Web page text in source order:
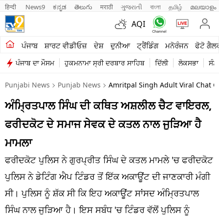
हिन्दी News9 ಕನ್ನಡ తెలుగు मराठी ગુજરાતી বাংলা தமிழ் മലയാളം
AQI
ਪੰਜਾਬ ਸ਼ਾਰਟ ਵੀਡੀਓਜ਼ ਦੇਸ਼ ਦੁਨੀਆ ਟ੍ਰੈਂਡਿੰਗ ਮਨੋਰੰਜਨ ਫੋਟੋ
ਪੰਜਾਬ ਦਾ ਮੌਸਮ ਹੁਕਮਨਾਮਾ ਸ੍ਰੀ ਦਰਬਾਰ ਸਾਹਿਬ ਦਿੱਲੀ ਲੋਕਸਭਾ
ਖੇਤੀਬਾੜੀ
ਸ਼ਾਰਟ ਵੀਡੀਓਜ਼
ਕਾਰੋਬਾਰ
ਕਰਿਅਰ
ਦੇਸ਼
ਲਾਈਫ ਸਟਾਈਲ
ਪੰਜਾਬ
Punjabi News Punjab News Amritpal Singh Adult Viral Chat
ਅੰਮ੍ਰਿਤਪਾਲ ਸਿੰਘ ਦੀ ਕਥਿਤ ਅਸ਼ਲੀਲ ਚੈਟ ਵਾਇਰਲ,
ਫਰੀਦਕੋਟ ਦੇ ਸਮਾਜ ਸੇਵਕ ਦੇ ਕਤਲ ਨਾਲ ਜੁੜਿਆ ਹੈ
ਮਾਮਲਾ
ਫਰੀਦਕੋਟ ਪੁਲਿਸ ਨੇ ਗੁਰਪ੍ਰੀਤ ਸਿੰਘ ਦੇ ਕਤਲ ਮਾਮਲੇ 'ਚ ਫਰੀਦਕੋਟ
ਪੁਲਿਸ ਨੇ ਡੇਟਿੰਗ ਐਪ ਟਿੰਡਰ ਤੋਂ ਇੱਕ ਅਕਾਊਂਟ ਦੀ ਜਾਣਕਾਰੀ ਮੰਗੀ
ਸੀ। ਪੁਲਿਸ ਨੂੰ ਸ਼ੱਕ ਸੀ ਕਿ ਇਹ ਅਕਾਊਂਟ ਸਾਂਸਦ ਅੰਮ੍ਰਿਤਪਾਲ
ਸਿੰਘ ਨਾਲ ਜੁੜਿਆ ਹੈ। ਇਸ ਸਬੰਧ 'ਚ ਟਿੰਡਰ ਵੱਲੋਂ ਪੁਲਿਸ ਨੂੰ